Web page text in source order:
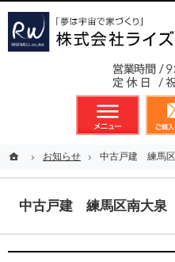
ホームお知らせ 中古戸建 練馬
中古戸建 練馬区南大泉
メ
ホームお知らせ 中古戸建 練馬